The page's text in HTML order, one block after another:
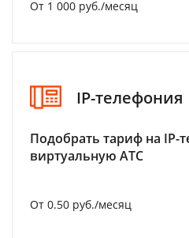
От 1 000 руб./месяц
IP-телефония
Подобрать тариф на IP-
виртуальную АТС
От 0.50 руб./месяц